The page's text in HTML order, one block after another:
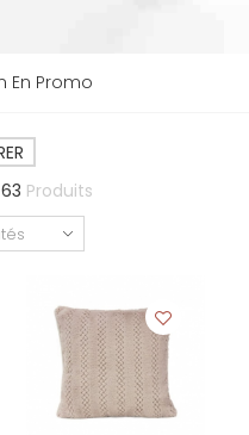
En Promo
63 Produits